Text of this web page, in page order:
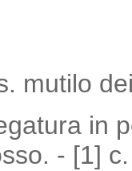
mutilo
in
- [1]